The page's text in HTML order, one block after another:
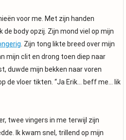
voor me. Met zijn handen
de body opzij. Zijn mond viel op mijn
. Zijn tong likte breed over mijn
mijn clit en drong toen diep naar
duwde mijn bekken naar voren
de vloer tikten. “Ja Erik… beff me… lik
twee vingers in me terwijl zijn
Ik kwam snel, trillend op mijn